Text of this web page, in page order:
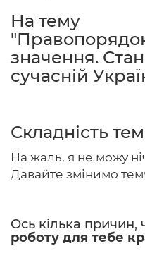
На тему
значення.
сучасній
Складність
На жаль, я не можу
Давайте змінимо
Ось кілька причин,
роботу для тебе